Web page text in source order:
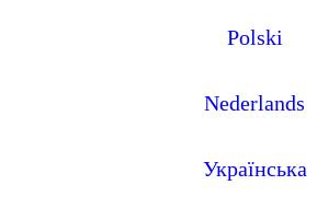
Polski
Nederlands
Українська